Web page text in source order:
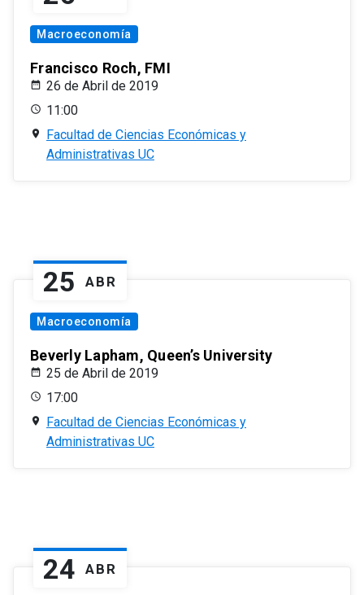
Macroeconomía
Francisco Roch, FMI
26 de Abril de 2019
11:00
Facultad de Ciencias Económicas y
Administrativas UC
25 ABR
Macroeconomía
Beverly Lapham, Queen’s University
25 de Abril de 2019
17:00
Facultad de Ciencias Económicas y
Administrativas UC
24 ABR